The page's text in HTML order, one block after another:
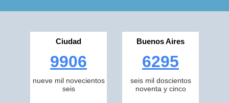
Ciudad
9906
nueve mil novecientos
seis
Buenos Aires
6295
seis mil doscientos
noventa y cinco